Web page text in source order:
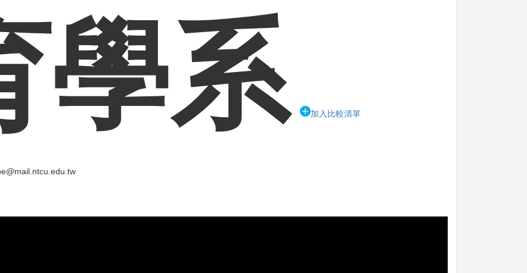
學系 加入比較清單